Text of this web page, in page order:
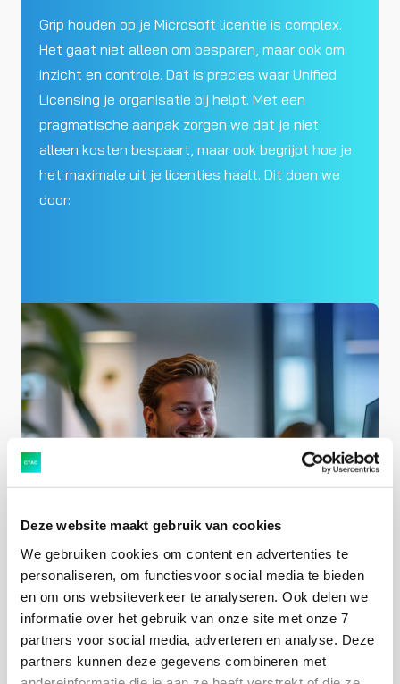
Deze website maakt gebruik van cookies
We gebruiken cookies om content en advertenties te
personaliseren, om functiesvoor social media te bieden
en om ons websiteverkeer te analyseren. Ook delen we
informatie over het gebruik van onze site met onze 7
partners voor social media, adverteren en analyse. Deze
partners kunnen deze gegevens combineren met
Grip houden op je Microsoft licentie is complex.
Het gaat niet alleen om besparen, maar ook om
inzicht en controle. Dat is precies waar Unified
Licensing je organisatie bij helpt. Met een
pragmatische aanpak zorgen we dat je niet
alleen kosten bespaart, maar ook begrijpt hoe je
het maximale uit je licenties haalt. Dit doen we
door:
Bewuste keuzes te maken per medewerker
Met Unified Licensing zorgen we dat iedere